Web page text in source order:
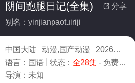
 分享
阴间跑腿日记(全集)
别名：yinjianpaotuiriji
中国大陆 动漫,国产动漫 2026
7.0
语言： 国语 状态： 全28集- 免费在线观看
导演： 未知